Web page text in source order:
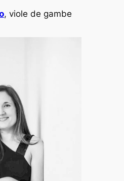
, viole de gambe